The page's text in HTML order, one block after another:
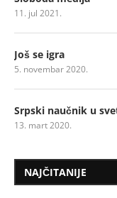
11. jul 2021.
Još se igra
5. novembar 2020.
Srpski naučnik u
13. mart 2020.
NAJČITANIJE